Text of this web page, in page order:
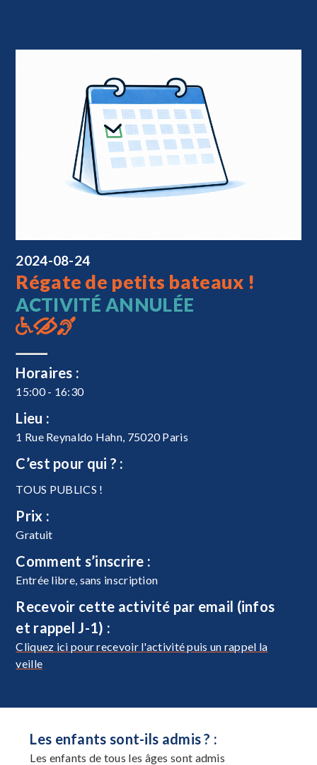
2024-08-24
Régate de petits bateaux !
ACTIVITÉ ANNULÉE
Horaires :
15:00 - 16:30
Lieu :
1 Rue Reynaldo Hahn, 75020 Paris
C’est pour qui ? :
TOUS PUBLICS !
Prix :
Gratuit
Comment s’inscrire :
Entrée libre, sans inscription
Recevoir cette activité par email (infos
et rappel J-1) :
Cliquez ici pour recevoir l'activité puis un rappel la
veille
Les enfants sont-ils admis ? :
Les enfants de tous les âges sont admis